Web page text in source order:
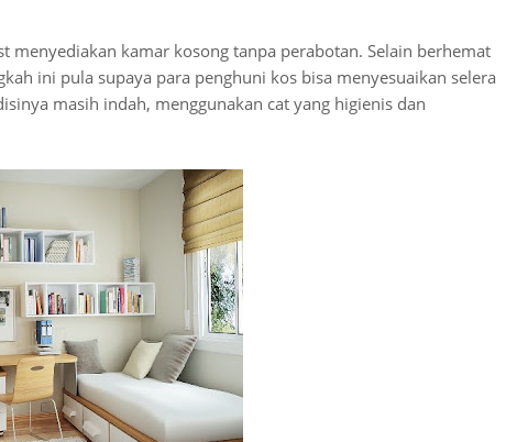
menyediakan kamar kosong tanpa perabotan. Selain berhemat
ini pula supaya para penghuni kos bisa menyesuaikan selera
masih indah, menggunakan cat yang higienis dan